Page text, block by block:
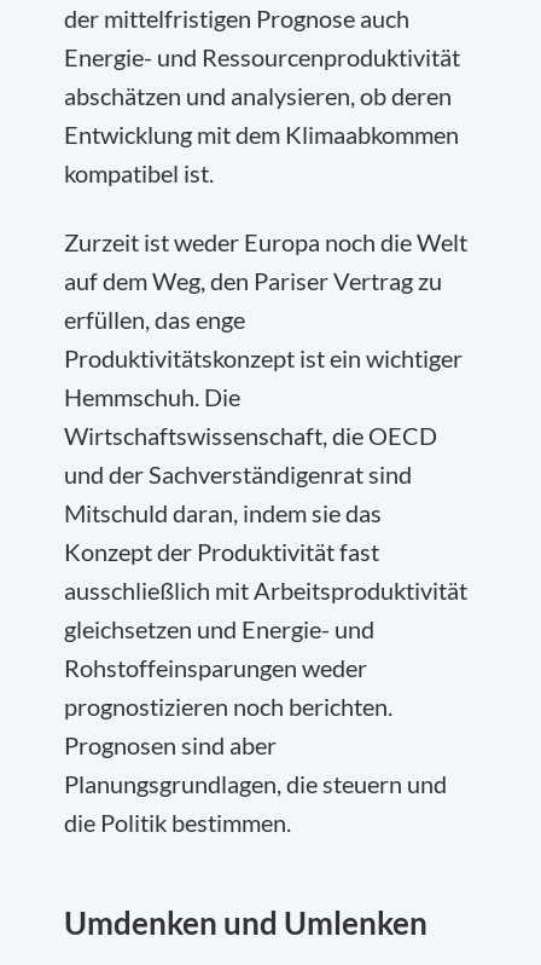
der mittelfristigen Prognose auch
Energie- und Ressourcenproduktivität
abschätzen und analysieren, ob deren
Entwicklung mit dem Klimaabkommen
kompatibel ist.
Zurzeit ist weder Europa noch die Welt
auf dem Weg, den Pariser Vertrag zu
erfüllen, das enge
Produktivitätskonzept ist ein wichtiger
Hemmschuh. Die
Wirtschaftswissenschaft, die OECD
und der Sachverständigenrat sind
Mitschuld daran, indem sie das
Konzept der Produktivität fast
ausschließlich mit Arbeitsproduktivität
gleichsetzen und Energie- und
Rohstoffeinsparungen weder
prognostizieren noch berichten.
Prognosen sind aber
Planungsgrundlagen, die steuern und
die Politik bestimmen.
Umdenken und Umlenken